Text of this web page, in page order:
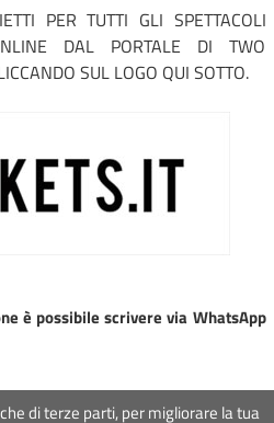
PER TUTTI GLI SPETTACOLI
DAL PORTALE DI TWO
SUL LOGO QUI SOTTO.
è possibile scrivere via WhatsApp
di terze parti, per migliorare la tua